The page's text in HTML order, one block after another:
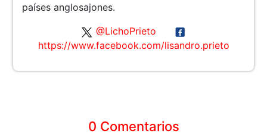
países anglosajones.
@LichoPrieto
https://www.facebook.com/lisandro.prieto
0 Comentarios